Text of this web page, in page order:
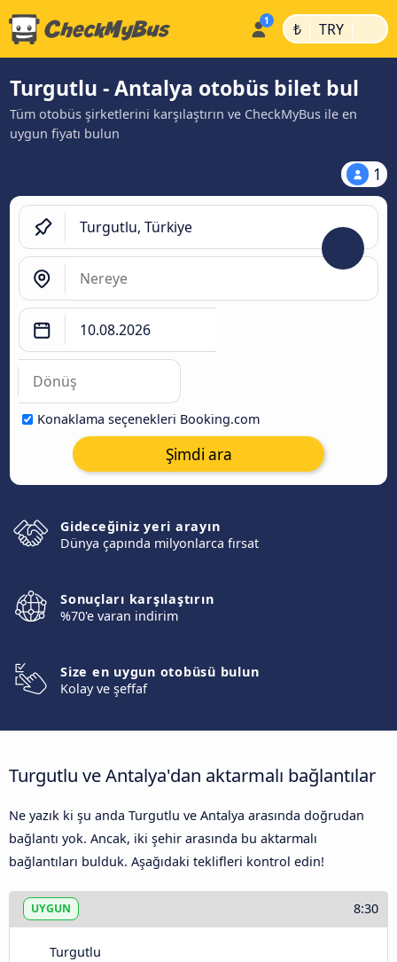
₺ | TRY |
Turgutlu - Antalya otobüs bilet bul
Tüm otobüs şirketlerini karşılaştırın ve CheckMyBus ile en
uygun fiyatı bulun
1
Konaklama seçenekleri Booking.com
Şimdi ara
Gideceğiniz yeri arayın
Dünya çapında milyonlarca fırsat
Sonuçları karşılaştırın
%70'e varan indirim
Size en uygun otobüsü bulun
Kolay ve şeffaf
Turgutlu ve Antalya'dan aktarmalı bağlantılar
Ne yazık ki şu anda Turgutlu ve Antalya arasında doğrudan
bağlantı yok. Ancak, iki şehir arasında bu aktarmalı
bağlantıları bulduk. Aşağıdaki teklifleri kontrol edin!
UYGUN 8:30
Turgutlu